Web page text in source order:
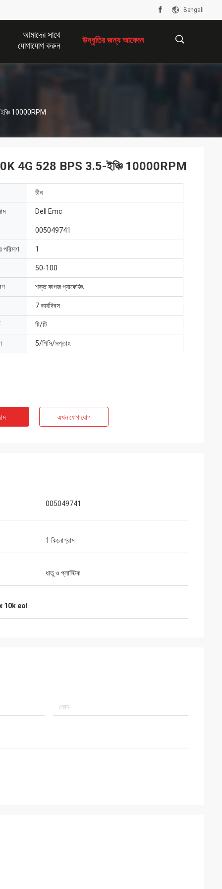
Bengali
আমাদের সাথে
যোগাযোগ করুন
উদ্ধৃতির জন্য আবেদন
10000RPM
4G 528 BPS 3.5-ইঞ্চি 10000RPM
চীন
Dell Emc
005049741
পরিমাণ 1
50-100
শক্ত কাগজ প্যাকেজিং
7 কার্যদিবস
টি/টি
5/পিসি/সপ্তাহ
এখন যোগাযোগ
005049741
1 কিলোগ্রাম
ধাতু ও প্লাস্টিক
10k eol